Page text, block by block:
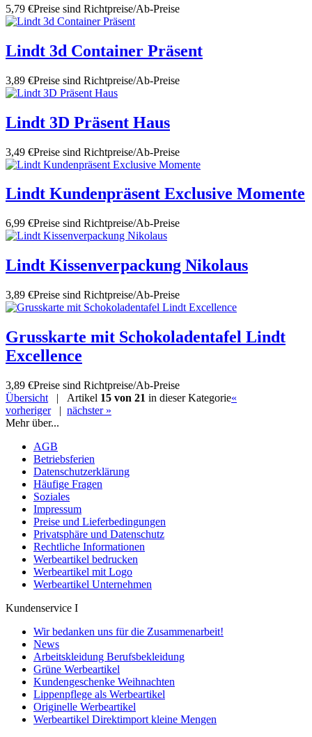
5,79 €Preise sind Richtpreise/Ab-Preise
Lindt 3d Container Präsent
3,89 €Preise sind Richtpreise/Ab-Preise
Lindt 3D Präsent Haus
3,49 €Preise sind Richtpreise/Ab-Preise
Lindt Kundenpräsent Exclusive Momente
6,99 €Preise sind Richtpreise/Ab-Preise
Lindt Kissenverpackung Nikolaus
3,89 €Preise sind Richtpreise/Ab-Preise
Grusskarte mit Schokoladentafel Lindt
Excellence
3,89 €Preise sind Richtpreise/Ab-Preise
Übersicht | Artikel 15 von 21 in dieser Kategorie«
vorheriger| nächster »
Mehr über...
AGB
Betriebsferien
Datenschutzerklärung
Häufige Fragen
Soziales
Impressum
Preise und Lieferbedingungen
Privatsphäre und Datenschutz
Rechtliche Informationen
Werbeartikel bedrucken
Werbeartikel mit Logo
Werbeartikel Unternehmen
Kundenservice I
Wir bedanken uns für die Zusammenarbeit!
News
Arbeitskleidung Berufsbekleidung
Grüne Werbeartikel
Kundengeschenke Weihnachten
Lippenpflege als Werbeartikel
Originelle Werbeartikel
Werbeartikel Direktimport kleine Mengen